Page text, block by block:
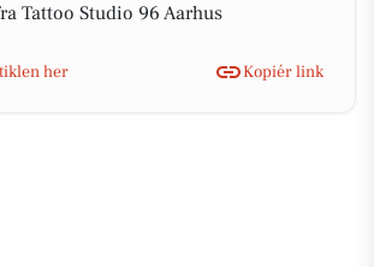
Tattoo Studio 96 Aarhus
her Kopiér link